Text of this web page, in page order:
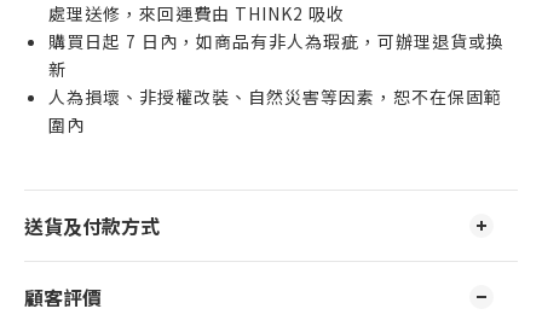
處理送修，來回運費由 THINK2 吸收
購買日起 7 日內，如商品有非人為瑕疵，可辦理退貨或換
新
人為損壞、非授權改裝、自然災害等因素，恕不在保固範
圍內
送貨及付款方式
顧客評價